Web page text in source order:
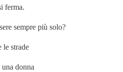
ferma.
sempre più solo?
le strade
donna